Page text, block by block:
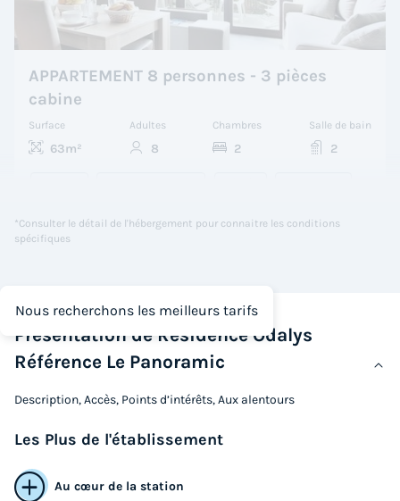
APPARTEMENT 8 personnes - 3 pièces
cabine
Surface
63m²
Adultes
8
Chambres
2
Salle de bain
2
Meilleur prix pour 7 nuits
545,30 €
*Consulter le détail de l'hébergement pour connaitre les conditions
spécifiques
Nous recherchons les meilleurs tarifs
Présentation de Résidence Odalys
Référence Le Panoramic
Description, Accès, Points d’intérêts, Aux alentours
Les Plus de l'établissement
Au cœur de la station